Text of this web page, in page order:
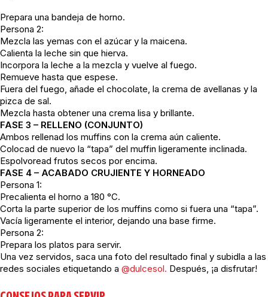
Prepara una bandeja de horno.
Persona 2:
Mezcla las yemas con el azúcar y la maicena.
Calienta la leche sin que hierva.
Incorpora la leche a la mezcla y vuelve al fuego.
Remueve hasta que espese.
Fuera del fuego, añade el chocolate, la crema de avellanas y la
pizca de sal.
Mezcla hasta obtener una crema lisa y brillante.
FASE 3 – RELLENO (CONJUNTO)
Ambos rellenad los muffins con la crema aún caliente.
Colocad de nuevo la “tapa” del muffin ligeramente inclinada.
Espolvoread frutos secos por encima.
FASE 4 – ACABADO CRUJIENTE Y HORNEADO
Persona 1:
Precalienta el horno a 180 °C.
Corta la parte superior de los muffins como si fuera una “tapa”.
Vacía ligeramente el interior, dejando una base firme.
Persona 2:
Prepara los platos para servir.
Una vez servidos, saca una foto del resultado final y subidla a las
redes sociales etiquetando a @dulcesol. Después, ¡a disfrutar!